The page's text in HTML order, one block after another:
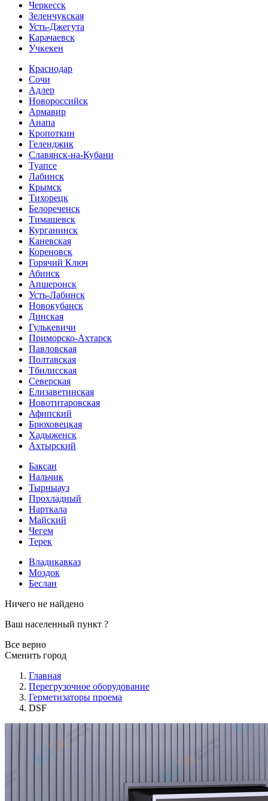
Черкесск
Зеленчукская
Усть-Джегута
Карачаевск
Учкекен
Краснодар
Сочи
Адлер
Новороссийск
Армавир
Анапа
Кропоткин
Геленджик
Славянск-на-Кубани
Туапсе
Лабинск
Крымск
Тихорецк
Белореченск
Тимашевск
Курганинск
Каневская
Кореновск
Горячий Ключ
Абинск
Апшеронск
Усть-Лабинск
Новокубанск
Динская
Гулькевичи
Приморско-Ахтарск
Павловская
Полтавская
Тбилисская
Северская
Елизаветинская
Новотитаровская
Афипский
Брюховецкая
Хадыженск
Ахтырский
Баксан
Нальчик
Тырныауз
Прохладный
Нарткала
Майский
Чегем
Терек
Владикавказ
Моздок
Беслан
Ничего не найдено
Ваш населенный пункт ?
Все верно
Сменить город
Главная
Перегрузочное оборудование
Герметизаторы проема
DSF